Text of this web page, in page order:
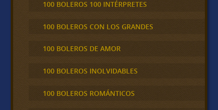
100 BOLEROS 100 INTÉRPRETES
100 BOLEROS CON LOS GRANDES
100 BOLEROS DE AMOR
100 BOLEROS INOLVIDABLES
100 BOLEROS ROMÁNTICOS